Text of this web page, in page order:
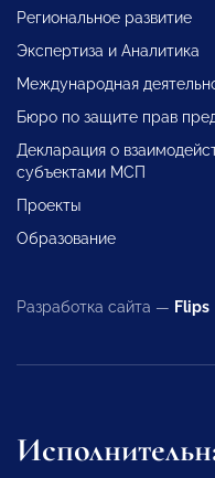
Региональное развитие
Экспертиза и Аналитика
Международная
Бюро по защите прав
Декларация о
субъектами МСП
Проекты
Образование
Разработка сайта — Flips